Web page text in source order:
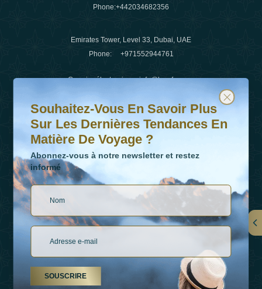
Phone:+442034682356
Emirates Tower, Level 33, Dubai, UAE
Phone: +971552944761
Courrier électronique:info@luxafar.com
WhatsApp N°
+442034682356
+971552944761
LIENS
À Propos De Nous
Types De Vacances
Souhaitez-vous en savoir plus sur les dernières
Abonnez-vous à notre newsletter et restez informé
Souhaitez-Vous En Savoir Plus
Sur Les Dernières Tendances En
Matière De Voyage ?
Abonnez-vous à notre newsletter et restez
informé
SOUSCRIRE